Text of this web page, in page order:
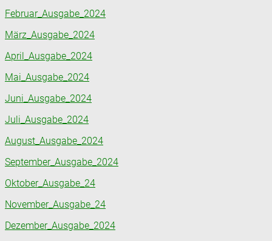
Februar_Ausgabe_2024
März_Ausgabe_2024
April_Ausgabe_2024
Mai_Ausgabe_2024
Juni_Ausgabe_2024
Juli_Ausgabe_2024
August_Ausgabe_2024
September_Ausgabe_2024
Oktober_Ausgabe_24
November_Ausgabe_24
Dezember_Ausgabe_2024